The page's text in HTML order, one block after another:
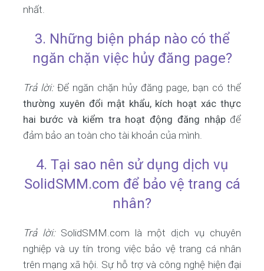
nhất.
3. Những biện pháp nào có thể
ngăn chặn việc hủy đăng page?
Trả lời:Để ngăn chặn hủy đăng page, bạn có thể
thường xuyên đổi mật khẩu, kích hoạt xác thực
hai bước và kiểm tra hoạt động đăng nhậpđể
đảm bảo an toàn cho tài khoản của mình.
4. Tại sao nên sử dụng dịch vụ
SolidSMM.com để bảo vệ trang cá
nhân?
Trả lời:SolidSMM.com là một dịch vụ chuyên
nghiệp và uy tín trong việc bảo vệ trang cá nhân
trên mạng xã hội. Sự hỗ trợ và công nghệ hiện đại